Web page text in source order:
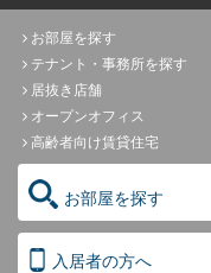
お部屋を探す
テナント・事務所を探す
居抜き店舗
オープンオフィス
高齢者向け賃貸住宅
お部屋を探す
入居者の方へ